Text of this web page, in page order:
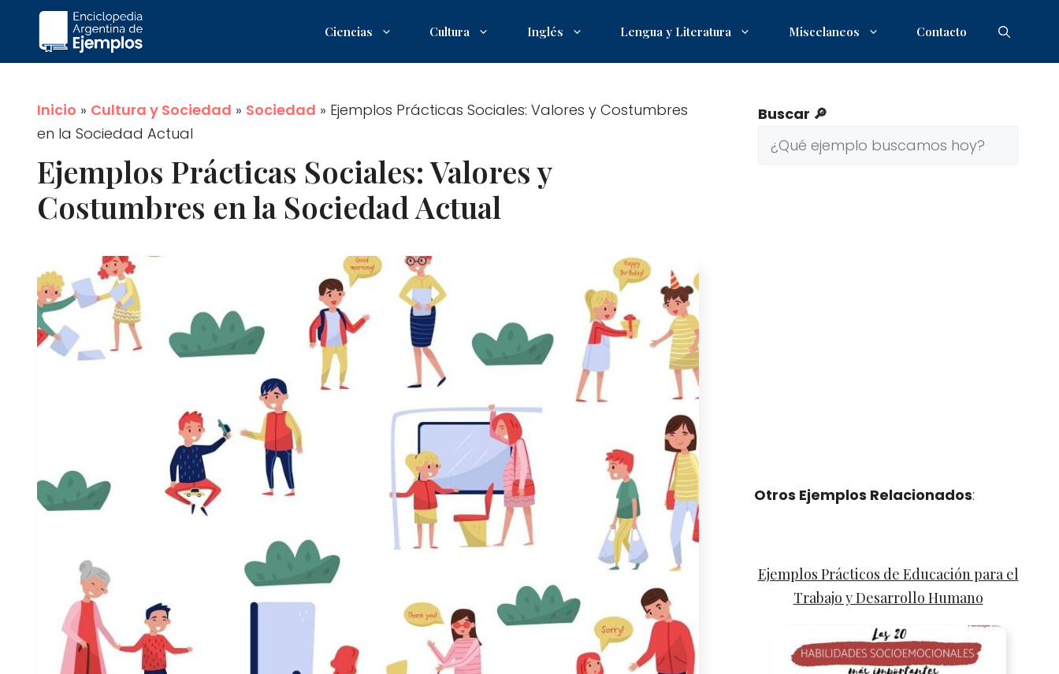
Saltar
contenido
Ciencias Cultura Inglés Lengua y Literatura Miscelaneos Contacto
Inicio » Cultura y Sociedad » Sociedad » Ejemplos Prácticas Sociales: Valores y Costumbres
en la Sociedad Actual
Ejemplos Prácticas Sociales: Valores y
Costumbres en la Sociedad Actual
Buscar 🔎
Otros Ejemplos Relacionados:
Ejemplos Prácticos de Educación para el
Trabajo y Desarrollo Humano